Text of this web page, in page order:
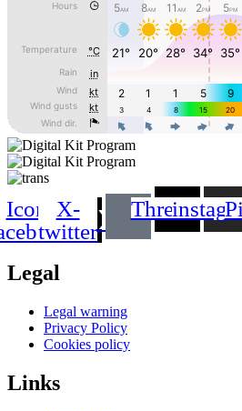
Icon-
X-
twitter
Threads
Legal
Main
Menu
Legal warning
Privacy Policy
Cookies policy
Links